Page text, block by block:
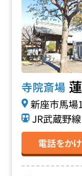
寺院斎場
新座市馬場
JR武蔵野線
電話をか